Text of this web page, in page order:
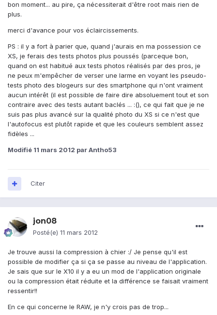
bon moment... au pire, ça nécessiterait d'être root mais rien de
plus.
merci d'avance pour vos éclaircissements.
PS : il y a fort à parier que, quand j'aurais en ma possession ce
XS, je ferais des tests photos plus poussés (parceque bon,
quand on est habitué aux tests photos réalisés par des pros, je
ne peux m'empêcher de verser une larme en voyant les pseudo-
tests photo des blogeurs sur des smartphone qui n'ont vraiment
aucun intérêt (il est possible de faire dire absoluement tout et son
contraire avec des tests autant baclés ... :(), ce qui fait que je ne
suis pas plus avancé sur la qualité photo du XS si ce n'est que
l'autofocus est plutôt rapide et que les couleurs semblent assez
fidèles ...
Modifié 11 mars 2012 par Antho53
Citer
jon08
Posté(e) 11 mars 2012
Je trouve aussi la compression à chier :/ Je pense qu'il est
possible de modifier ça si ça se passe au niveau de l'application.
Je sais que sur le X10 il y a eu un mod de l'application originale
ou la compression était réduite et la différence se faisait vraiment
ressentir!!
En ce qui concerne le RAW, je n'y crois pas de trop...